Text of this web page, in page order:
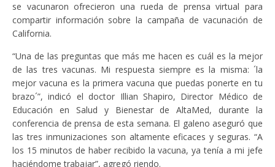
se vacunaron ofrecieron una rueda de prensa virtual para
compartir información sobre la campaña de vacunación de
California.
“Una de las preguntas que más me hacen es cuál es la mejor
de las tres vacunas. Mi respuesta siempre es la misma: ´la
mejor vacuna es la primera vacuna que puedas ponerte en tu
brazo´”, indicó el doctor Illian Shapiro, Director Médico de
Educación en Salud y Bienestar de AltaMed, durante la
conferencia de prensa de esta semana. El galeno aseguró que
las tres inmunizaciones son altamente eficaces y seguras. “A
los 15 minutos de haber recibido la vacuna, ya tenía a mi jefe
haciéndome trabajar”, agregó riendo.